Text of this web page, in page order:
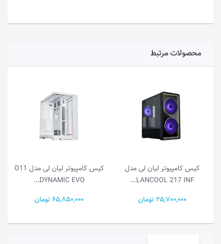
محصولات مرتبط
کیس کامپیوتر لیان لی مدل
LANCOOL 217 INF...
25,700,000 تومان
کیس کامپیوتر لیان لی مدل O11
DYNAMIC EVO...
65,850,000 تومان